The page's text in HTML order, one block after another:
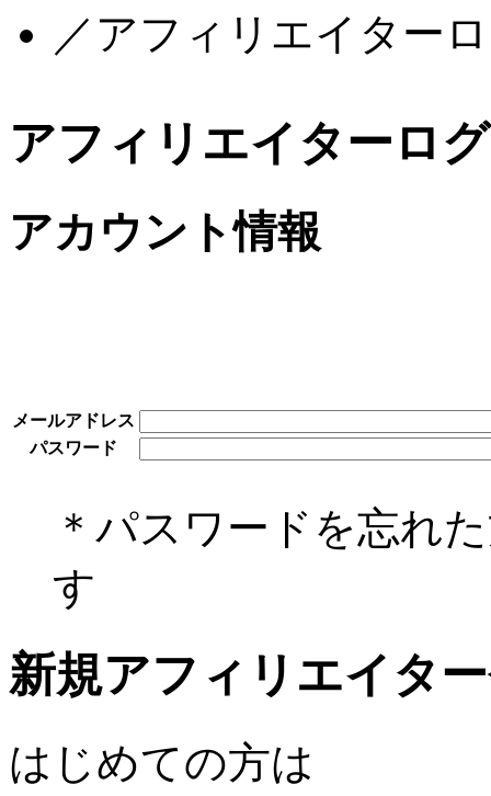
／アフィリエイター
アフィリエイターロ
アカウント情報
メールアドレス
パスワード
＊パスワードを忘れ
す
新規アフィリエイタ
はじめての方は